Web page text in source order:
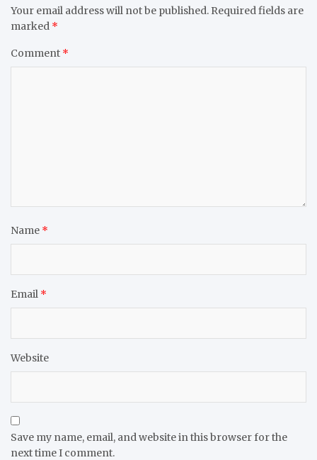
Your email address will not be published. Required fields are
marked *
Comment *
Name *
Email *
Website
Save my name, email, and website in this browser for the
next time I comment.